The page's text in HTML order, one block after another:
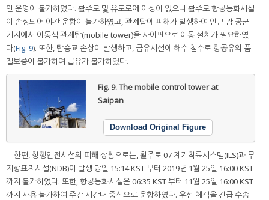
인 운영이 불가하였다. 활주로 및 유도로에 이상이 없으나 활주로 항공등화시설
이 손상되어 야간 운항이 불가하였고, 관제탑에 피해가 발생하여 인근 괌 공군
기지에서 이동식 관제탑(mobile tower)을 사이판으로 이동 설치가 필요하였
다(Fig. 9). 또한, 탑승교 손상이 발생하고, 급유시설에 해수 침수로 항공유의 품
질보증이 불가하여 급유가 불가하였다.
Fig. 9.The mobile control tower at
Saipan
Download Original Figure
한편, 항행안전시설의 피해 상황으로는, 활주로 07 계기착륙시스템(ILS)과 무
지향표지시설(NDB)이 발생 당일 15:14 KST 부터 2019년 1월 25일 16:00 KST
까지 불가하였다. 또한, 항공등화시설은 06:35 KST 부터 11월 25일 16:00 KST
까지 사용 불가하여 주간 시간대 중심으로 운항하였다. 우선 체객을 긴급 수송